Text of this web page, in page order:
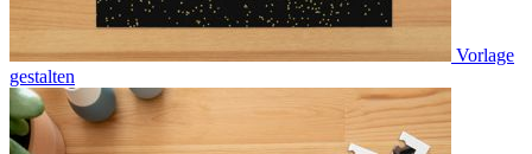
Vorlage
gestalten